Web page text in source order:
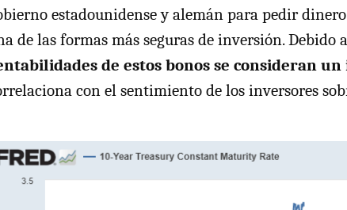
estadounidense y alemán para pedir
de las formas más seguras de inversión. Debido
de estos bonos se consideran
con el sentimiento de los inversores